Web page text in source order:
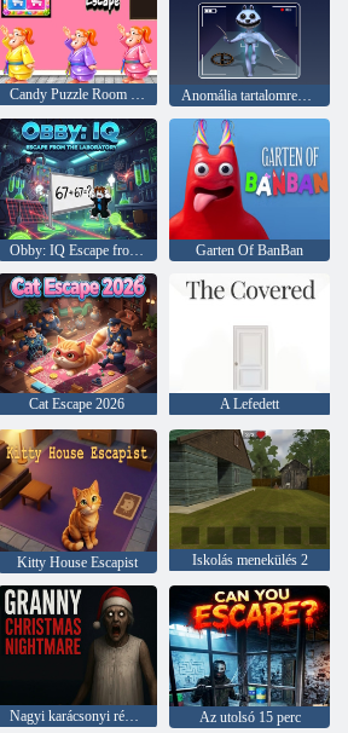
Candy Puzzle Room Escape Anomália tartalomrekord
Obby: IQ Escape from the Laboratory Garten Of BanBan
Cat Escape 2026 A Lefedett
Kitty House Escapist Iskolás menekülés 2
Nagyi karácsonyi rémálma Az utolsó 15 perc